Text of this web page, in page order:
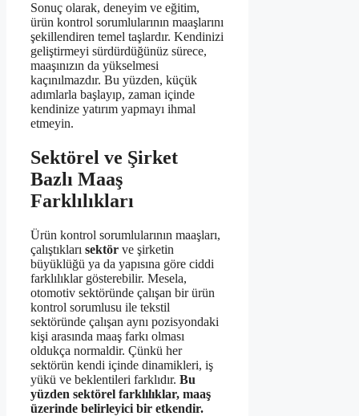
Sonuç olarak, deneyim ve eğitim,
ürün kontrol sorumlularının maaşlarını
şekillendiren temel taşlardır. Kendinizi
geliştirmeyi sürdürdüğünüz sürece,
maaşınızın da yükselmesi
kaçınılmazdır. Bu yüzden, küçük
adımlarla başlayıp, zaman içinde
kendinize yatırım yapmayı ihmal
etmeyin.
Sektörel ve Şirket
Bazlı Maaş
Farklılıkları
Ürün kontrol sorumlularının maaşları,
çalıştıkları sektör ve şirketin
büyüklüğü ya da yapısına göre ciddi
farklılıklar gösterebilir. Mesela,
otomotiv sektöründe çalışan bir ürün
kontrol sorumlusu ile tekstil
sektöründe çalışan aynı pozisyondaki
kişi arasında maaş farkı olması
oldukça normaldir. Çünkü her
sektörün kendi içinde dinamikleri, iş
yükü ve beklentileri farklıdır. Bu
yüzden sektörel farklılıklar, maaş
üzerinde belirleyici bir etkendir.